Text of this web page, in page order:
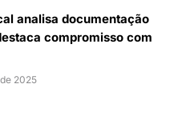
analisa documentação
compromisso com
2025